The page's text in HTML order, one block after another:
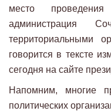
место
администрация
территориальными
говорится в тексте
сегодня на сайте
Напомним, многие
политических